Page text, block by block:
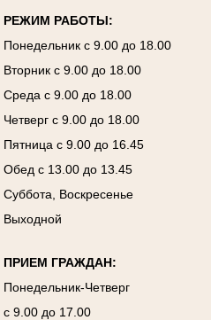
РЕЖИМ РАБОТЫ:
Понедельник с 9.00 до 18.00
Вторник с 9.00 до 18.00
Среда с 9.00 до 18.00
Четверг с 9.00 до 18.00
Пятница с 9.00 до 16.45
Обед с 13.00 до 13.45
Суббота, Воскресенье
Выходной
ПРИЕМ ГРАЖДАН:
Понедельник-Четверг
с 9.00 до 17.00